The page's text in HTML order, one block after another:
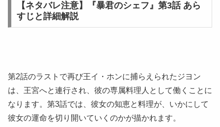
【ネタバレ注意】『暴君のシェフ』第3話 あら
すじと詳細解説
第2話のラストで再び王イ・ホンに捕らえられたジヨン
は、王宮へと連行され、彼の専属料理人として働くことに
なります。第3話では、彼女の知恵と料理が、いかにして
彼女の運命を切り開いていくのかが描かれます。